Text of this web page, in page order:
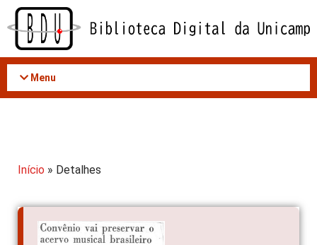
Acessar
conteúdo
Menu
Início » Detalhes